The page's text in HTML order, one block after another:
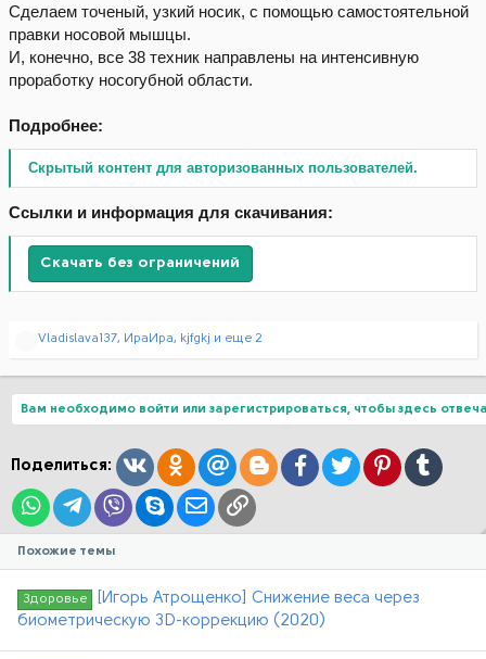
Сделаем точеный, узкий носик, с помощью самостоятельной
правки носовой мышцы.
И, конечно, все 38 техник направлены на интенсивную
проработку носогубной области.
Подробнее:
Скрытый контент для авторизованных пользователей.
Ссылки и информация для скачивания:
Скачать без ограничений
Р
ц
и
:
Vladislava137, ИраИра, kjfgkj и еще 2
Вам необходимо войти или зарегистрироваться, чтобы здесь
Поделиться: ВконтактеОдноклассники
Mail.ruBloggerFacebook
TwitterPinterestTumblr
WhatsAppTelegram
ViberSkypeЭлектронная почта
Ссылка
Похожие темы
Здоровье
[Игорь Атрощенко] Снижение веса через
биометрическую 3D-коррекцию (2020)